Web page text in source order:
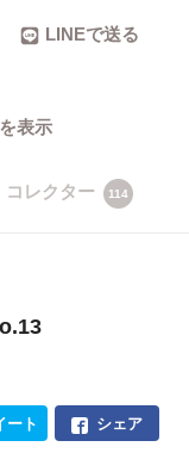
LINEで送る
表示
コレクター 114
シェア
ート